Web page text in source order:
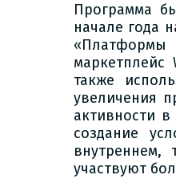
Программа
начале года
также
увеличения
активности
создание
участвуют